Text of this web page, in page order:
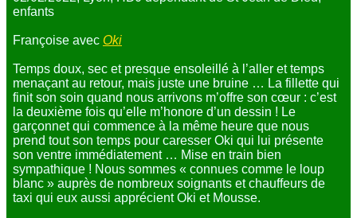
enfants
Françoise avec Oki
Temps doux, sec et presque ensoleillé à l’aller et temps
menaçant au retour, mais juste une bruine … La fillette qui
finit son soin quand nous arrivons m’offre son cœur : c’est
la deuxième fois qu’elle m’honore d’un dessin ! Le
garçonnet qui commence à la même heure que nous
prend tout son temps pour caresser Oki qui lui présente
son ventre immédiatement … Mise en train bien
sympathique ! Nous sommes « connues comme le loup
blanc » auprès de nombreux soignants et chauffeurs de
taxi qui eux aussi apprécient Oki et Mousse.